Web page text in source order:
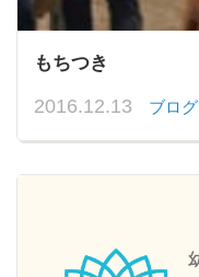
もちつき
2016.12.13 ブログ